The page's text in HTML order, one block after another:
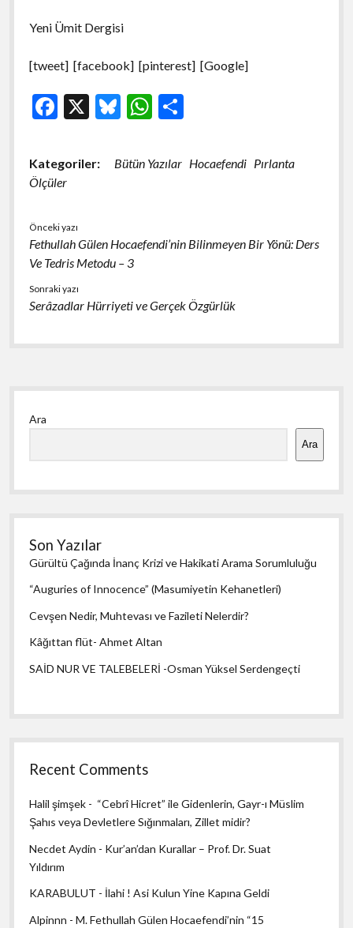
Yeni Ümit Dergisi
[tweet] [facebook] [pinterest] [Google]
F
e
b
o
k
X Bl
es
W
at
p
p
S
ar
Kategoriler: Bütün Yazılar Hocaefendi Pırlanta
Ölçüler
Önceki yazı
Fethullah Gülen Hocaefendi’nin Bilinmeyen Bir Yönü: Ders
Ve Tedris Metodu – 3
Sonraki yazı
Serâzadlar Hürriyeti ve Gerçek Özgürlük
Yan
Menü
Ara
Ara
Son Yazılar
Gürültü Çağında İnanç Krizi ve Hakikati Arama Sorumluluğu
“Auguries of Innocence” (Masumiyetin Kehanetleri)
Cevşen Nedir, Muhtevası ve Fazileti Nelerdir?
Kâğıttan flüt- Ahmet Altan
SAİD NUR VE TALEBELERİ -Osman Yüksel Serdengeçti
Recent Comments
Halil şimşek - “Cebrî Hicret” ile Gidenlerin, Gayr-ı Müslim
Şahıs veya Devletlere Sığınmaları, Zillet midir?
Necdet Aydin - Kur’an’dan Kurallar – Prof. Dr. Suat
Yıldırım
KARABULUT - İlahi ! Asi Kulun Yine Kapına Geldi
Alpinnn -M. Fethullah Gülen Hocaefendi’nin “15